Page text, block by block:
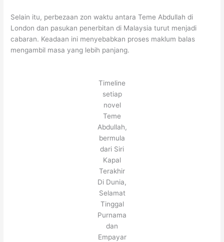
Selain itu, perbezaan zon waktu antara Teme Abdullah di
London dan pasukan penerbitan di Malaysia turut menjadi
cabaran. Keadaan ini menyebabkan proses maklum balas
mengambil masa yang lebih panjang.
Timeline
setiap
novel
Teme
Abdullah,
bermula
dari Siri
Kapal
Terakhir
Di Dunia,
Selamat
Tinggal
Purnama
dan
Empayar